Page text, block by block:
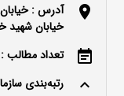
location_on
آدرس :
خیابان شهید
event_note تعداد مطالب :
keyboard_arrow_up رتبه‌بندی